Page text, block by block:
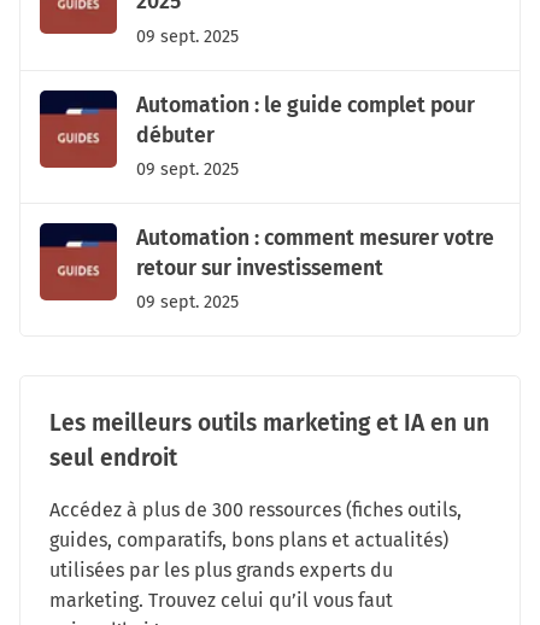
09 sept. 2025
Automation : le guide complet pour
débuter
09 sept. 2025
Automation : comment mesurer votre
retour sur investissement
09 sept. 2025
Les meilleurs outils marketing et IA en un
seul endroit
Accédez à plus de 300 ressources (fiches outils,
guides, comparatifs, bons plans et actualités)
utilisées par les plus grands experts du
marketing. Trouvez celui qu’il vous faut